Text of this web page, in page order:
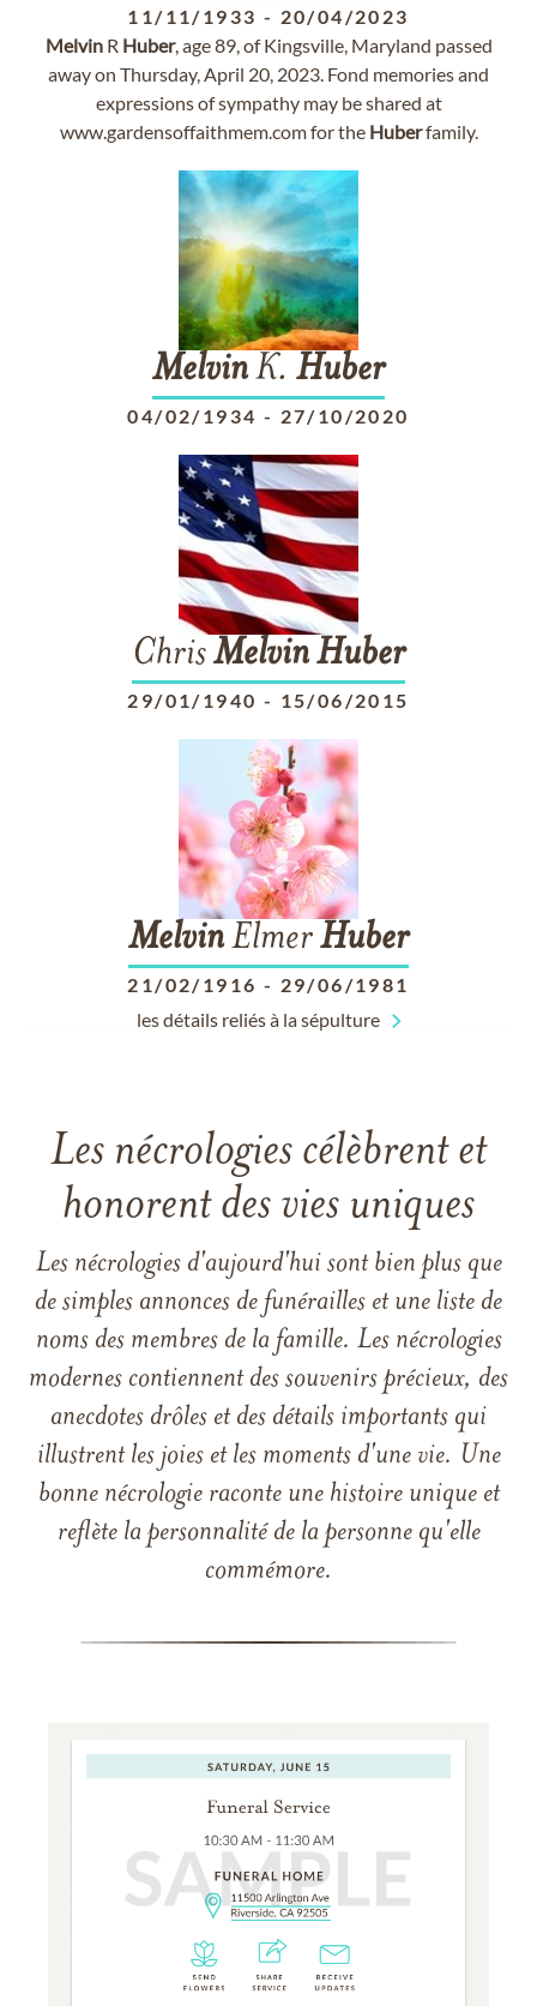
11/11/1933 - 20/04/2023
MelvinR Huber, age 89, of Kingsville, Maryland passed
away on Thursday, April 20, 2023. Fond memories and
expressions of sympathy may be shared at
www.gardensoffaithmem.com for the Huberfamily.
MelvinK. Huber
04/02/1934 - 27/10/2020
ChrisMelvinHuber
29/01/1940 - 15/06/2015
MelvinElmerHuber
21/02/1916 - 29/06/1981
les détails reliés à la sépulture
Les nécrologies célèbrent et
honorent des vies uniques
Les nécrologies d'aujourd'hui sont bien plus que
de simples annonces de funérailles et une liste de
noms des membres de la famille. Les nécrologies
modernes contiennent des souvenirs précieux, des
anecdotes drôles et des détails importants qui
illustrent les joies et les moments d'une vie. Une
bonne nécrologie raconte une histoire unique et
reflète la personnalité de la personne qu'elle
commémore.